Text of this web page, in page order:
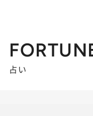
占い